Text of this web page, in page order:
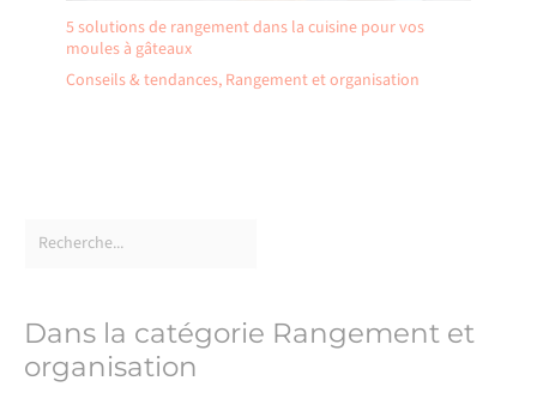
5 solutions de rangement dans la cuisine pour vos
moules à gâteaux
Conseils & tendances, Rangement et organisation
Dans la catégorie Rangement et
organisation